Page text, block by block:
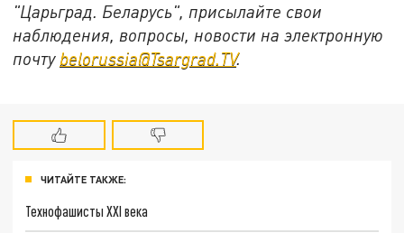
"Царьград. Беларусь", присылайте свои
наблюдения, вопросы, новости на электронную
почту belorussia@Tsargrad.TV.
ЧИТАЙТЕ ТАКЖЕ:
Технофашисты XXI века